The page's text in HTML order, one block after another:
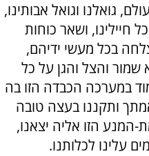
גואלנו וגואל אבותינו,
חיילינו, ושאר כוחות
בכל מעשי ידיהם,
שמור והצל והגן על כל
במערכה הכבדה הזו בה
ותקננו בעצה טובה
המנע הזו אליה יצאנו,
עלינו לכלותנו.